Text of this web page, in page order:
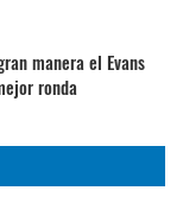
manera el Evans
ronda